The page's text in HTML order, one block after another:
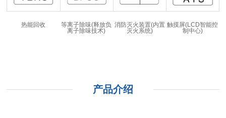
热能回收
等离子除味(释放负
离子除味技术)
消防灭火装置(内置
灭火系统)
触摸屏(LCD智能控
制中心)
产品介绍